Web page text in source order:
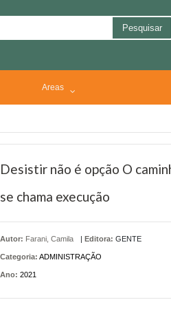
Pesquisar
Areas
Desistir não é opção O
se chama execução
Autor: Farani, Camila | Editora: GENTE
Categoria: ADMINISTRAÇÃO
Ano: 2021